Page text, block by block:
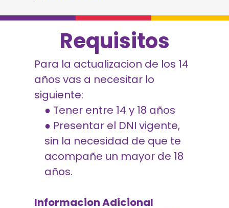
Requisitos
Para la actualizacion de los 14
años vas a necesitar lo
siguiente:
● Tener entre 14 y 18 años
● Presentar el DNI vigente,
sin la necesidad de que te
acompañe un mayor de 18
años.
Informacion Adicional